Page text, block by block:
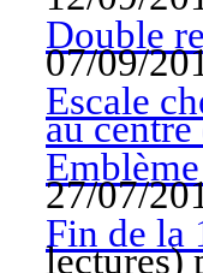
Double
07/09/
Escale
au centre
27/07/
Fin de la
lectures)